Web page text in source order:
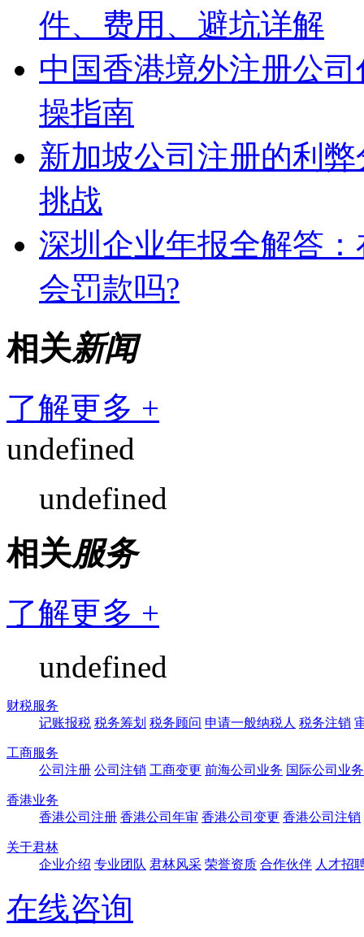
件、费用、避坑详解
中国香港境外注册公
操指南
新加坡公司注册的利
挑战
深圳企业年报全解答
会罚款吗?
相关新闻
了解更多 +
undefined
undefined
相关服务
了解更多 +
undefined
财税服务
记账报税 税务筹划 税务顾问 申请一般纳税人 税务注销
工商服务
公司注册 公司注销 工商变更 前海公司业务 国际公司业务
香港业务
香港公司注册 香港公司年审 香港公司变更 香港公司注销
关于君林
企业介绍 专业团队 君林风采 荣誉资质 合作伙伴 人才招
在线咨询